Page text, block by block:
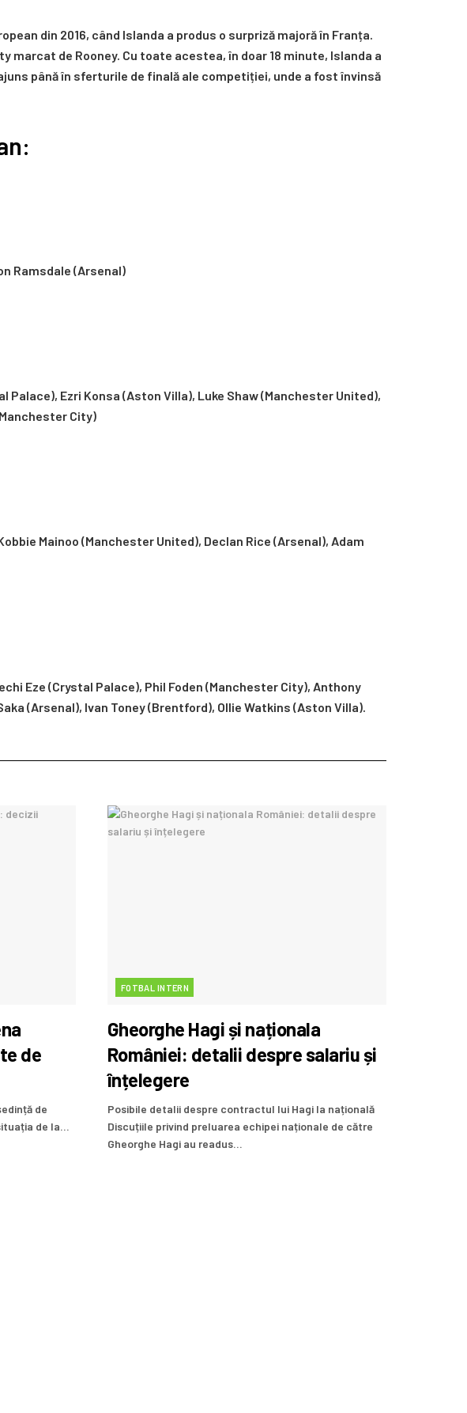
din 2016, când Islanda a produs o surpriză majoră în Franța.
de Rooney. Cu toate acestea, în doar 18 minute, Islanda a
până în sferturile de finală ale competiției, unde a fost învinsă
Ramsdale (Arsenal)
Palace), Ezri Konsa (Aston Villa), Luke Shaw (Manchester United),
City)
Mainoo (Manchester United), Declan Rice (Arsenal), Adam
Eze (Crystal Palace), Phil Foden (Manchester City), Anthony
(Arsenal), Ivan Toney (Brentford), Ollie Watkins (Aston Villa).
de
de
de la...
FOTBAL INTERN
Gheorghe Hagi și naționala
României: detalii despre salariu și
înțelegere
Posibile detalii despre contractul lui Hagi la națională
Discuțiile privind preluarea echipei naționale de către
Gheorghe Hagi au readus...